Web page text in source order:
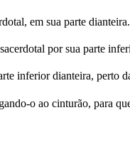
em sua parte dianteira.
por sua parte
inferior dianteira, perto
o ao cinturão, para